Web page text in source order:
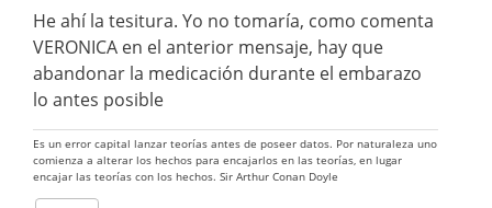
He ahí la tesitura. Yo no tomaría, como comenta
VERONICA en el anterior mensaje, hay que
abandonar la medicación durante el embarazo
lo antes posible
Es un error capital lanzar teorías antes de poseer datos. Por naturaleza uno
comienza a alterar los hechos para encajarlos en las teorías, en lugar
encajar las teorías con los hechos. Sir Arthur Conan Doyle